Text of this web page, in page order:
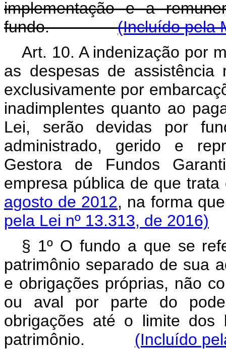
implementação e a
fundo.(Incluído pela
Art. 10. A indenização por
as despesas de assistência
exclusivamente por
inadimplentes quanto ao
Lei, serão devidas por
administrado, gerido e
Gestora de Fundos
empresa pública de que
agosto de 2012, na forma
pela Lei nº 13.313, de 2016)
§ 1º O fundo a que se
patrimônio separado de sua
e obrigações próprias, não
ou aval por parte do
obrigações até o limite dos
patrimônio. (Incluído